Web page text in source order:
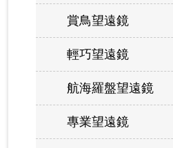
賞鳥望遠鏡
輕巧望遠鏡
航海羅盤望遠鏡
專業望遠鏡